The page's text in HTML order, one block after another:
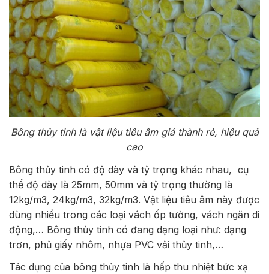
Bông thủy tinh là vật liệu tiêu âm giá thành rẻ, hiệu quả
cao
Bông thủy tinh có độ dày và tỷ trọng khác nhau, cụ
thể độ dày là 25mm, 50mm và tỷ trọng thường là
12kg/m3, 24kg/m3, 32kg/m3. Vật liệu tiêu âm này được
dùng nhiều trong các loại vách ốp tường, vách ngăn di
động,… Bông thủy tinh có đang dạng loại như: dạng
trơn, phủ giấy nhôm, nhựa PVC vải thủy tinh,…
Tác dụng của bông thủy tinh là hấp thu nhiệt bức xạ